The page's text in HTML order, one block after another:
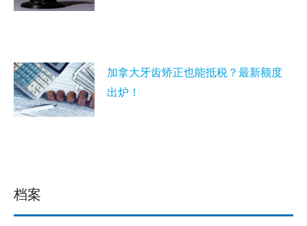
加拿大牙齿矫正也能抵税？最新额度
出炉！
档案